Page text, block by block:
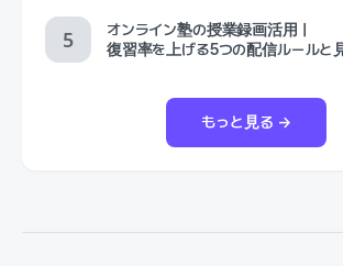
オンライン塾の授業録画活用｜
復習率を上げる5つの配信ルールと
もっと見る →